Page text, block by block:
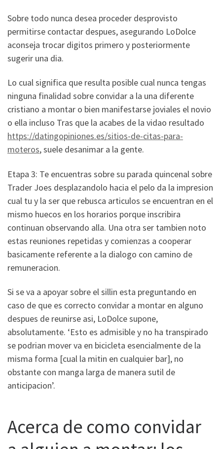
Sobre todo nunca desea proceder desprovisto
permitirse contactar despues, asegurando LoDolce
aconseja trocar digitos primero y posteriormente
sugerir una dia.
Lo cual significa que resulta posible cual nunca tengas
ninguna finalidad sobre convidar a la una diferente
cristiano a montar o bien manifestarse joviales el novio
o ella incluso Tras que la acabes de la vidao resultado
https://datingopiniones.es/sitios-de-citas-para-
moteros, suele desanimar a la gente.
Etapa 3: Te encuentras sobre su parada quincenal sobre
Trader Joes desplazandolo hacia el pelo da la impresion
cual tu y la ser que rebusca articulos se encuentran en el
mismo huecos en los horarios porque inscribira
continuan observando alla. Una otra ser tambien noto
estas reuniones repetidas y comienzas a cooperar
basicamente referente a la dialogo con camino de
remuneracion.
Si se va a apoyar sobre el silli­n esta preguntando en
caso de que es correcto convidar a montar en alguno
despues de reunirse asi, LoDolce supone,
absolutamente. ‘Esto es admisible y no ha transpirado
se podri­an mover va en bicicleta esencialmente de la
misma forma [cual la mitin en cualquier bar], no
obstante con manga larga de manera sutil de
anticipacion’.
Acerca de como convidar